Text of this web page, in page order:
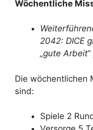
Wöchentliche
2042: DICE
„gute
Die wöchentlichen
sind:
Spiele 2